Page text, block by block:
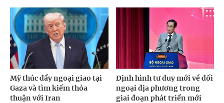
Mỹ thúc đẩy ngoại giao tại
Gaza và tìm kiếm thỏa
thuận với Iran
Định hình tư duy mới về đối
ngoại địa phương trong
giai đoạn phát triển mới